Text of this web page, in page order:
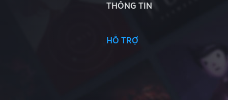
THÔNG TIN
HỖ TRỢ